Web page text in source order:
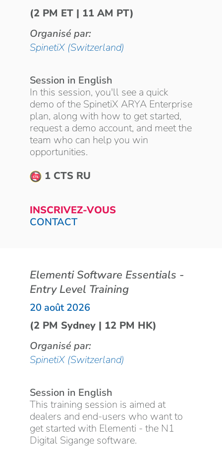
(2 PM ET | 11 AM PT)
Organisé par:
SpinetiX (Switzerland)
Session in English
In this session, you'll see a quick
demo of the SpinetiX ARYA Enterprise
plan, along with how to get started,
request a demo account, and meet the
team who can help you win
opportunities.
1 CTS RU
INSCRIVEZ-VOUS
CONTACT
Elementi Software Essentials -
Entry Level Training
20 août 2026
(2 PM Sydney | 12 PM HK)
Organisé par:
SpinetiX (Switzerland)
Session in English
This training session is aimed at
dealers and end-users who want to
get started with Elementi - the N1
Digital Sigange software.